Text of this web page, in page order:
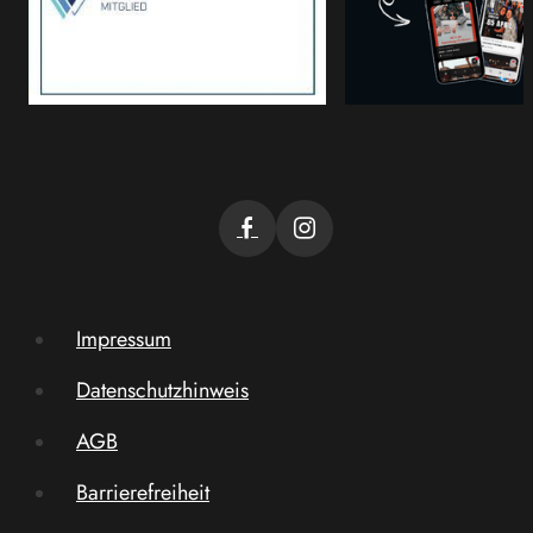
Impressum
Datenschutzhinweis
AGB
Barrierefreiheit